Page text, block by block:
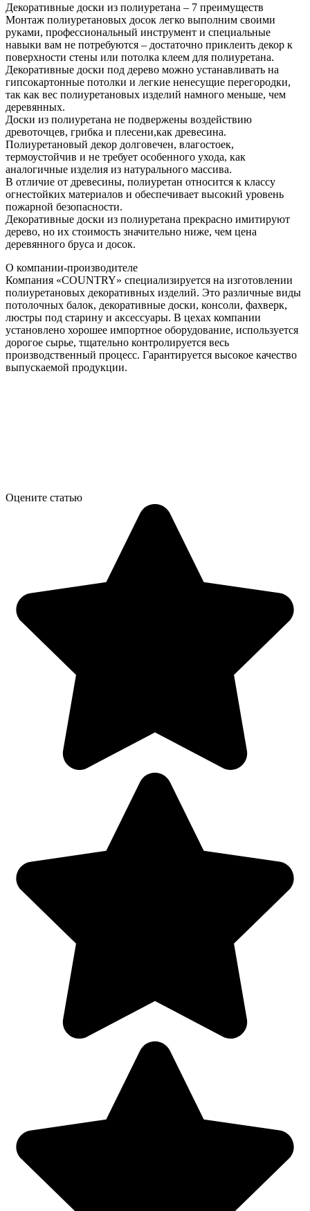
Декоративные доски из полиуретана – 7 преимуществ
Монтаж полиуретановых досок легко выполним своими
руками, профессиональный инструмент и специальные
навыки вам не потребуются – достаточно приклеить декор к
поверхности стены или потолка клеем для полиуретана.
Декоративные доски под дерево можно устанавливать на
гипсокартонные потолки и легкие ненесущие перегородки,
так как вес полиуретановых изделий намного меньше, чем
деревянных.
Доски из полиуретана не подвержены воздействию
древоточцев, грибка и плесени,как древесина.
Полиуретановый декор долговечен, влагостоек,
термоустойчив и не требует особенного ухода, как
аналогичные изделия из натурального массива.
В отличие от древесины, полиуретан относится к классу
огнестойких материалов и обеспечивает высокий уровень
пожарной безопасности.
Декоративные доски из полиуретана прекрасно имитируют
дерево, но их стоимость значительно ниже, чем цена
деревянного бруса и досок.
О компании-производителе
Компания «COUNTRY» специализируется на изготовлении
полиуретановых декоративных изделий. Это различные виды
потолочных балок, декоративные доски, консоли, фахверк,
люстры под старину и аксессуары. В цехах компании
установлено хорошее импортное оборудование, используется
дорогое сырье, тщательно контролируется весь
производственный процесс. Гарантируется высокое качество
выпускаемой продукции.
Оцените статью